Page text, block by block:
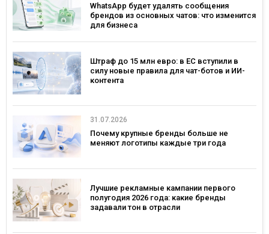
WhatsApp будет удалять сообщения
брендов из основных чатов: что изменится
для бизнеса
Штраф до 15 млн евро: в ЕС вступили в
силу новые правила для чат-ботов и ИИ-
контента
31.07.2026
Почему крупные бренды больше не
меняют логотипы каждые три года
Лучшие рекламные кампании первого
полугодия 2026 года: какие бренды
задавали тон в отрасли